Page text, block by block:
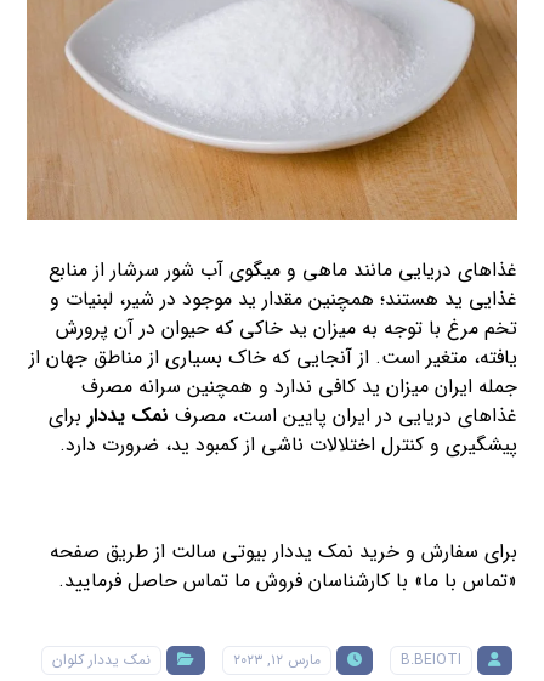
غذاهای دریایی مانند ماهی و میگوی آب شور سرشار از منابع
غذایی ید هستند؛ همچنین مقدار ید موجود در شیر، لبنیات و
تخم مرغ با توجه به میزان ید خاکی که حیوان در آن پرورش
یافته، متغیر است. از آنجایی که خاک بسیاری از مناطق جهان از
جمله ایران میزان ید کافی ندارد و همچنین سرانه مصرف
غذاهای دریایی در ایران پایین است، مصرف نمک یددار برای
پیشگیری و کنترل اختلالات ناشی از کمبود ید، ضرورت دارد.
برای سفارش و خرید نمک یددار بیوتی سالت از طریق صفحه
«تماس با ما» با کارشناسان فروش ما تماس حاصل فرمایید.
B.BEIOTI مارس ۱۲, ۲۰۲۳
نمک یددار کلوان